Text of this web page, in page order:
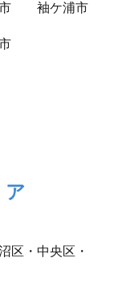
袖ケ浦市
区・中央区・